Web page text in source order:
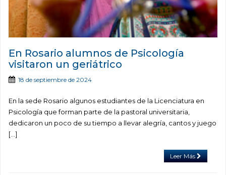
En Rosario alumnos de Psicología
visitaron un geriátrico
18 de septiembre de 2024
En la sede Rosario algunos estudiantes de la Licenciatura en
Psicología que forman parte de la pastoral universitaria,
dedicaron un poco de su tiempo a llevar alegría, cantos y juego
[…]
Leer Más